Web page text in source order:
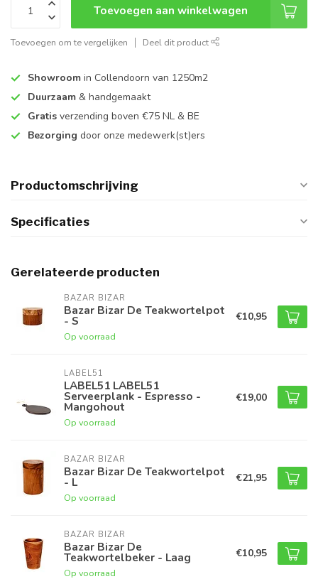
Toevoegen aan winkelwagen
Toevoegen om te vergelijken Deel dit product
Showroom in Collendoorn van 1250m2
Duurzaam & handgemaakt
Gratis verzending boven €75 NL & BE
Bezorging door onze medewerk(st)ers
Productomschrijving
Specificaties
Gerelateerde producten
BAZAR BIZAR
Bazar Bizar De Teakwortelpot
- S
Op voorraad
€10,95
LABEL51
LABEL51 LABEL51
Serveerplank - Espresso -
Mangohout
Op voorraad
€19,00
BAZAR BIZAR
Bazar Bizar De Teakwortelpot
- L
Op voorraad
€21,95
BAZAR BIZAR
Bazar Bizar De
Teakwortelbeker - Laag
Op voorraad
€10,95